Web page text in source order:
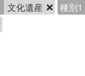
文化遺産
種別1